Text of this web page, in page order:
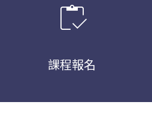
inventory
課程報名